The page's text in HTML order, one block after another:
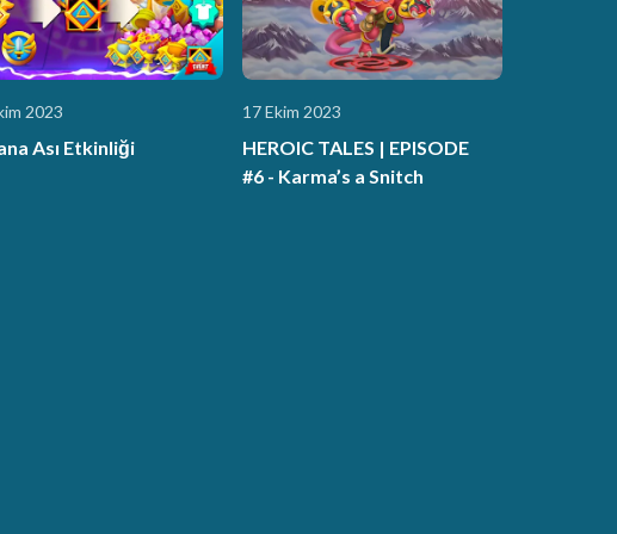
2023
Ası Etkinliği
17 Ekim 2023
HEROIC TALES | EPISODE
#6 - Karma’s a Snitch